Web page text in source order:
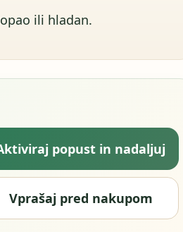
ili hladan.
popust in nadaljuj
Vprašaj pred nakupom